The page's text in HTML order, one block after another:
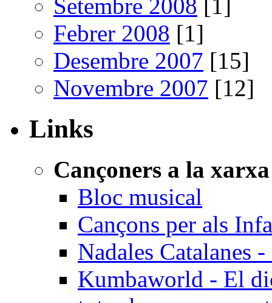
Setembre 2008 [1]
Febrer 2008 [1]
Desembre 2007 [15]
Novembre 2007 [12]
Links
Cançoners a la xarxa
Bloc musical
Cançons per als
Nadales Catalanes
Kumbaworld - El